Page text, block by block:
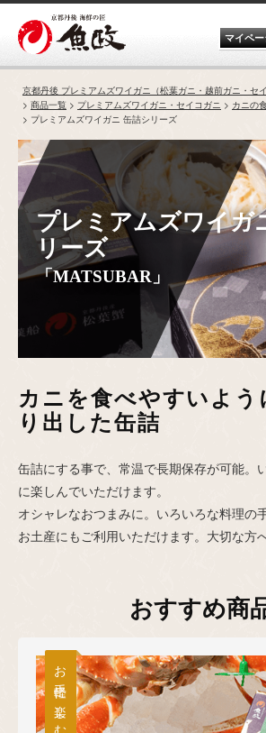
マイペ
京都丹後 プレミアムズワイガニ（松葉ガニ・越前ガニ・セ
商品一覧
プレミアムズワイガニ・セイコガニ
カニの
プレミアムズワイガニ 缶詰シリーズ
プレミアムズワイガ
リーズ
「MATSUBAR」
カニを食べやすいよう
り出した缶詰
缶詰にする事で、常温で長期保存が可能。
に楽しんでいただけます。
オシャレなおつまみに。いろいろな料理の
お土産にもご利用いただけます。大切な方
おすすめ商
お手軽に楽しむ